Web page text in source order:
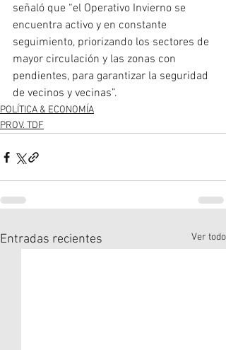
señaló que “el Operativo Invierno se
encuentra activo y en constante
seguimiento, priorizando los sectores de
mayor circulación y las zonas con
pendientes, para garantizar la seguridad
de vecinos y vecinas”.
POLÍTICA & ECONOMÍA
PROV. TDF
Entradas recientes Ver todo